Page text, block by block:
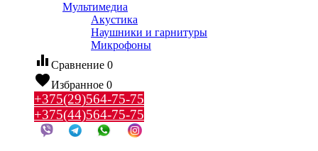
Мультимедиа
Акустика
Наушники и гарнитуры
Микрофоны
equalizer Сравнение 0
favoriteИзбранное 0
+375(29)564-75-75
+375(44)564-75-75